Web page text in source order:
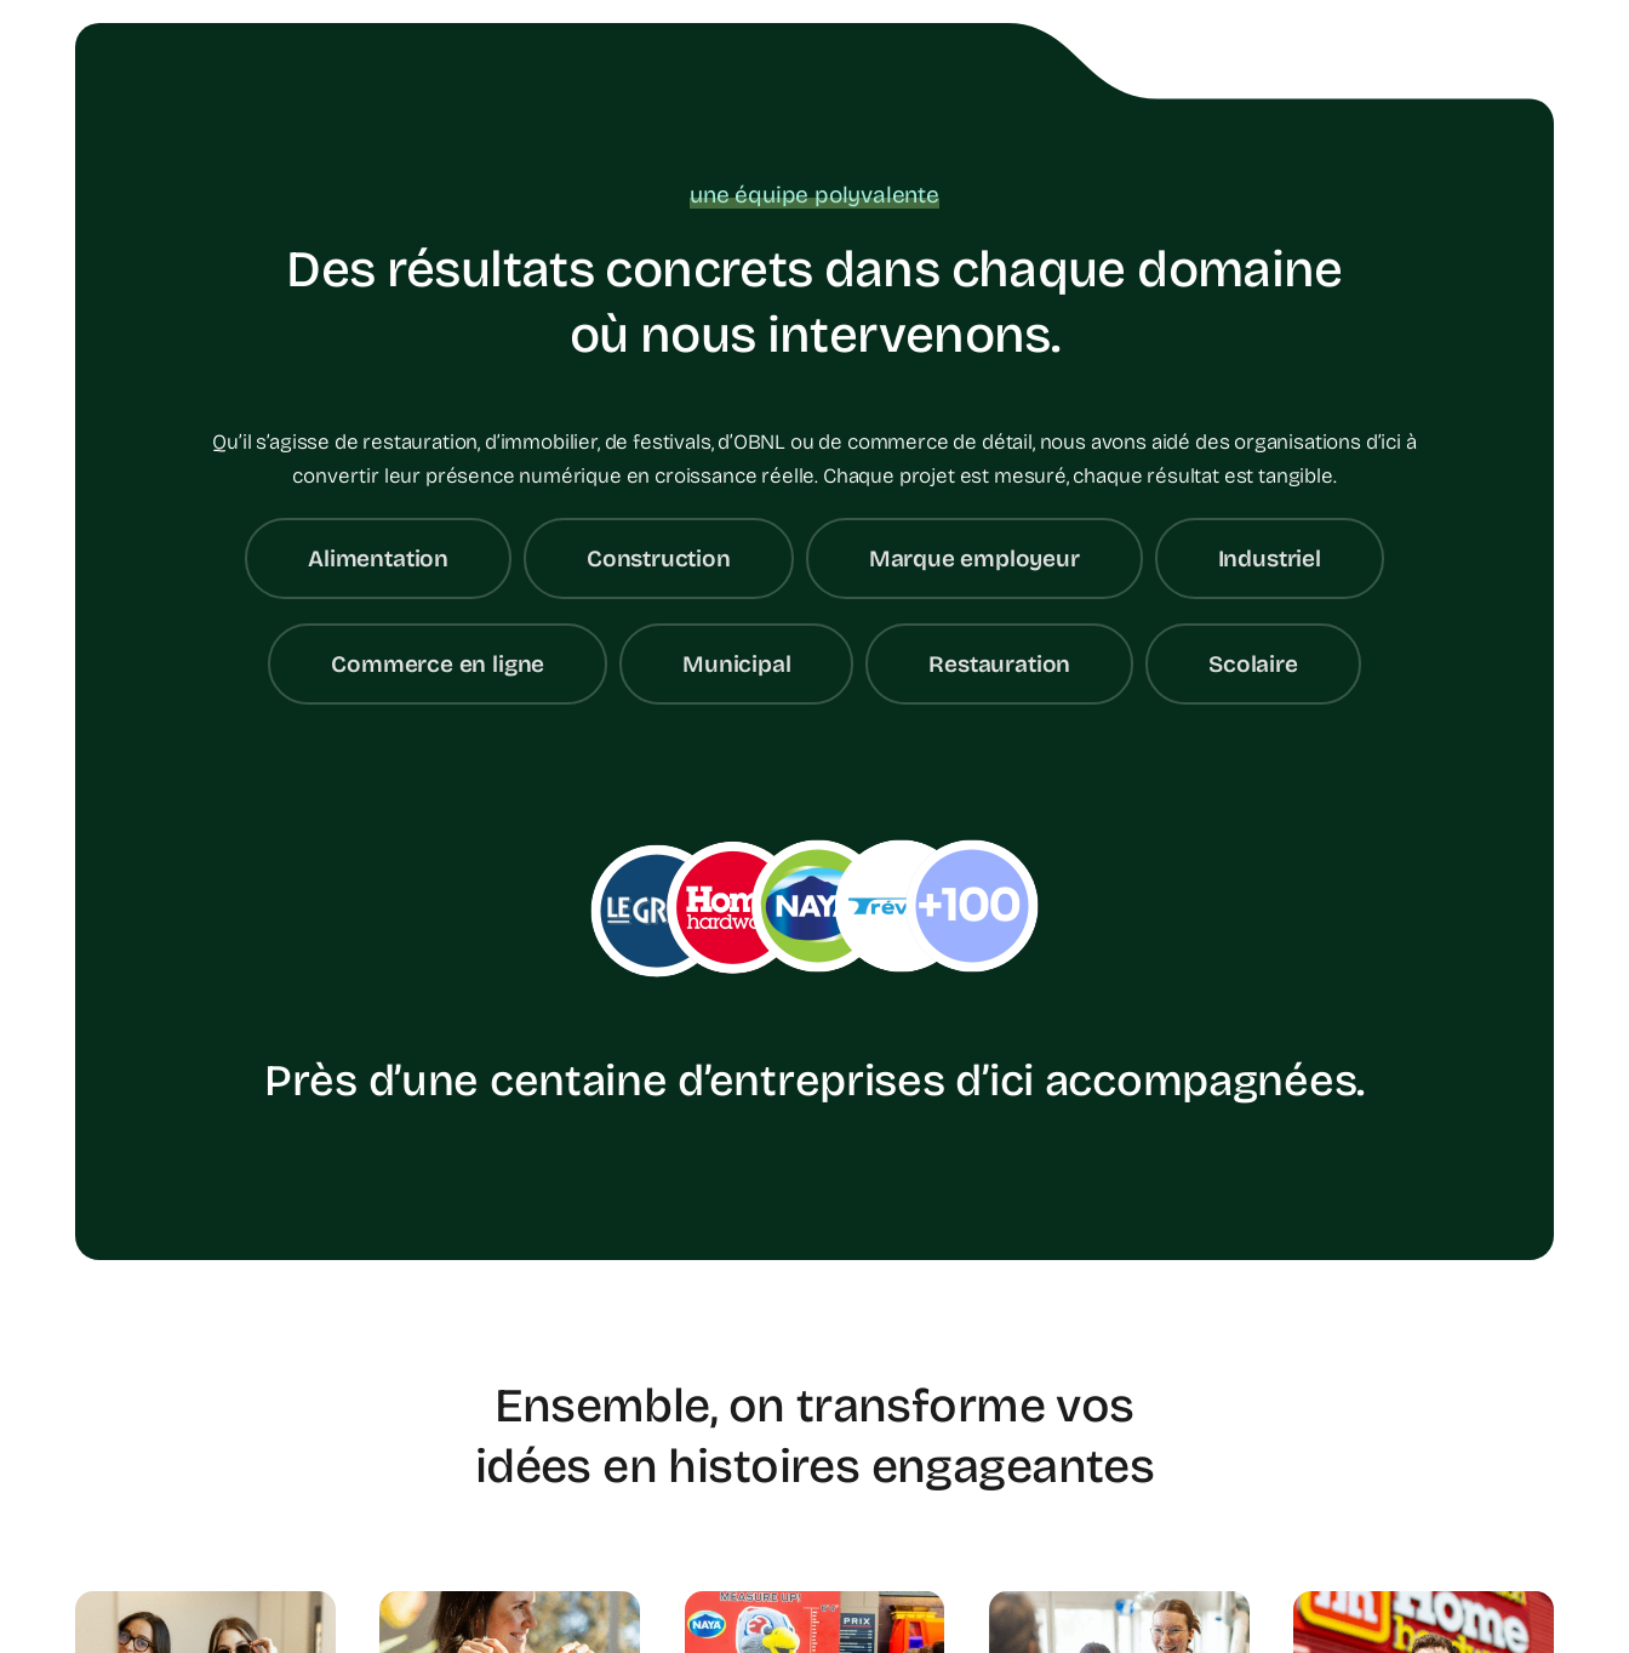
une équipe polyvalente
Des résultats concrets dans chaque domaine
où nous intervenons.
Qu’il s’agisse de restauration, d’immobilier, de festivals, d’OBNL ou de commerce de détail, nous avons aidé des organisations d’ici à
convertir leur présence numérique en croissance réelle. Chaque projet est mesuré, chaque résultat est tangible.
Alimentation Construction Marque employeur Industriel
Commerce en ligne Municipal Restauration Scolaire
Près d’une centaine d’entreprises d’ici accompagnées.
Ensemble, on transforme vos
idées en histoires engageantes